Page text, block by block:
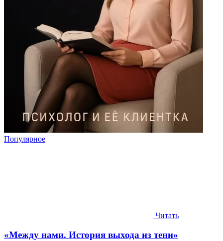
Популярное
Читать
«Между нами. История выхода из тени»